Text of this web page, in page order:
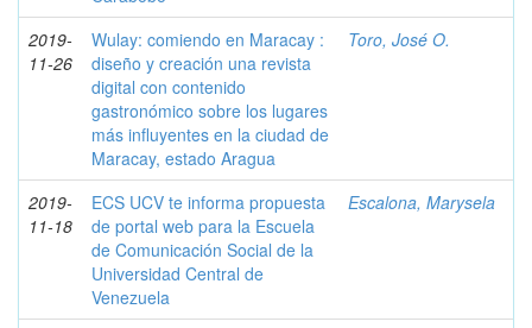
2019-
11-26
Wulay: comiendo en Maracay :
diseño y creación una revista
digital con contenido
gastronómico sobre los lugares
más influyentes en la ciudad de
Maracay, estado Aragua
Toro, José O.
2019-
11-18
ECS UCV te informa propuesta
de portal web para la Escuela
de Comunicación Social de la
Universidad Central de
Venezuela
Escalona, Marysela